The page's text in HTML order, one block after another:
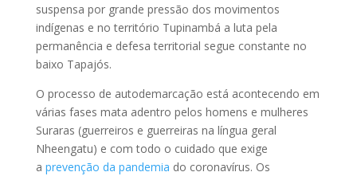
suspensa por grande pressão dos movimentos
indígenas e no território Tupinambá a luta pela
permanência e defesa territorial segue constante no
baixo Tapajós.
O processo de autodemarcação está acontecendo em
várias fases mata adentro pelos homens e mulheres
Suraras (guerreiros e guerreiras na língua geral
Nheengatu) e com todo o cuidado que exige
a prevenção da pandemia do coronavírus. Os